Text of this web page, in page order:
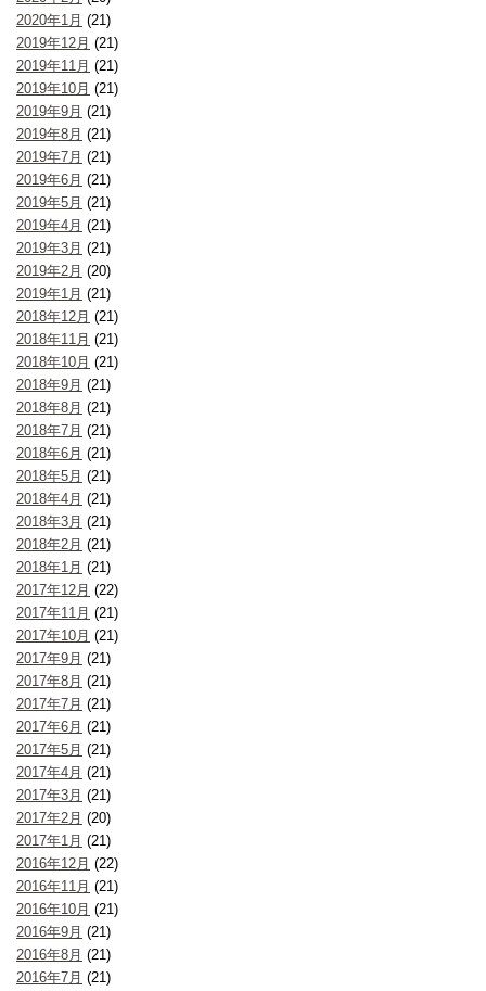
2020年1月 (21)
2019年12月 (21)
2019年11月 (21)
2019年10月 (21)
2019年9月 (21)
2019年8月 (21)
2019年7月 (21)
2019年6月 (21)
2019年5月 (21)
2019年4月 (21)
2019年3月 (21)
2019年2月 (20)
2019年1月 (21)
2018年12月 (21)
2018年11月 (21)
2018年10月 (21)
2018年9月 (21)
2018年8月 (21)
2018年7月 (21)
2018年6月 (21)
2018年5月 (21)
2018年4月 (21)
2018年3月 (21)
2018年2月 (21)
2018年1月 (21)
2017年12月 (22)
2017年11月 (21)
2017年10月 (21)
2017年9月 (21)
2017年8月 (21)
2017年7月 (21)
2017年6月 (21)
2017年5月 (21)
2017年4月 (21)
2017年3月 (21)
2017年2月 (20)
2017年1月 (21)
2016年12月 (22)
2016年11月 (21)
2016年10月 (21)
2016年9月 (21)
2016年8月 (21)
2016年7月 (21)